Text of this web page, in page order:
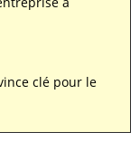
clé pour le